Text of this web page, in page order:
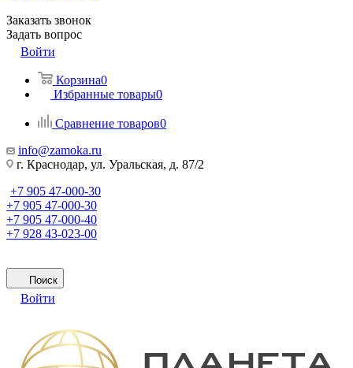
Заказать звонок
Задать вопрос
Войти
Корзина0
Избранные товары0
Сравнение товаров0
info@zamoka.ru
г. Краснодар, ул. Уральская, д. 87/2
+7 905 47-000-30
+7 905 47-000-30
+7 905 47-000-40
+7 928 43-023-00
Поиск
Войти